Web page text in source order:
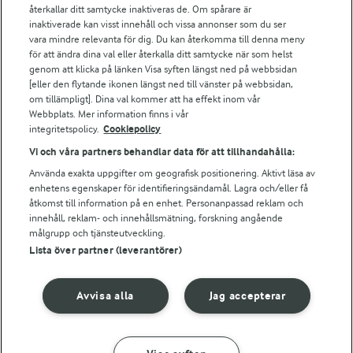
Falbygdens Ost
Arla webbshop
Bildbank
Följ oss
© 2026 Arla Foods
Integritetspolicy
återkallar ditt samtycke inaktiveras de. Om spårare är
inaktiverade kan visst innehåll och vissa annonser som du ser
vara mindre relevanta för dig. Du kan återkomma till denna meny
för att ändra dina val eller återkalla ditt samtycke när som helst
genom att klicka på länken Visa syften längst ned på webbsidan
[eller den flytande ikonen längst ned till vänster på webbsidan,
om tillämpligt]. Dina val kommer att ha effekt inom vår
Webbplats. Mer information finns i vår
integritetspolicy. Cookiepolicy
Vi och våra partners behandlar data för att tillhandahålla:
Använda exakta uppgifter om geografisk positionering. Aktivt läsa av
enhetens egenskaper för identifieringsändamål. Lagra och/eller få
åtkomst till information på en enhet. Personanpassad reklam och
innehåll, reklam- och innehållsmätning, forskning angående
målgrupp och tjänsteutveckling.
Lista över partner (leverantörer)
Jag accepterar
Avvisa alla